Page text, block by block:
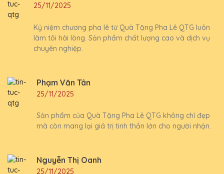
25/11/2025
Kỷ niệm chương pha lê từ Quà Tặng Pha Lê QTG luôn
làm tôi hài lòng. Sản phẩm chất lượng cao và dịch vụ
chuyên nghiệp.
Phạm Văn Tân
25/11/2025
Sản phẩm của Quà Tặng Pha Lê QTG không chỉ đẹp
mà còn mang lại giá trị tinh thần lớn cho người nhận.
Nguyễn Thị Oanh
25/11/2025